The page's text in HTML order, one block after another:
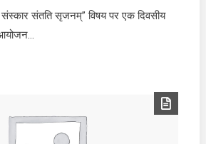
संस्कार संतति सृजनम्” विषय पर एक दिवसीय
आयोजन…